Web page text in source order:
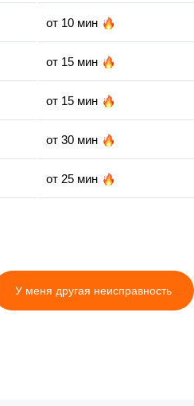
от 10 мин
от 15 мин
от 15 мин
от 30 мин
от 25 мин
от 30 мин
У меня другая неисправность